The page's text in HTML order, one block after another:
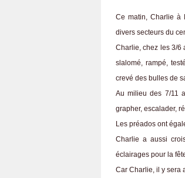
Ce matin, Charlie à
divers secteurs du
Charlie, chez les 3/6
slalomé, rampé,
crevé des bulles de
Au milieu des 7/11
grapher, escalader,
Les préados ont
Charlie a aussi
éclairages pour la
Car Charlie, il y sera